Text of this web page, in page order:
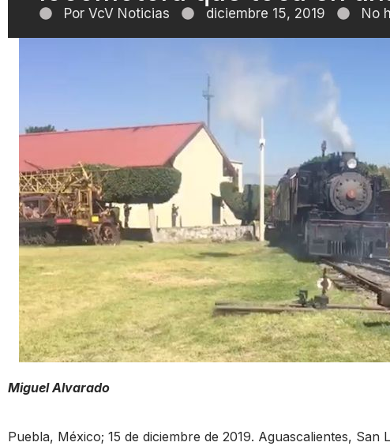
Por VcV Noticias diciembre 15, 2019 No
Miguel Alvarado
Puebla, México; 15 de diciembre de 2019. Aguascalientes,